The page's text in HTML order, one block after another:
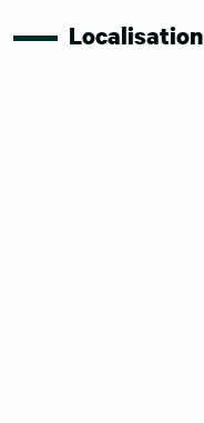
Localisation